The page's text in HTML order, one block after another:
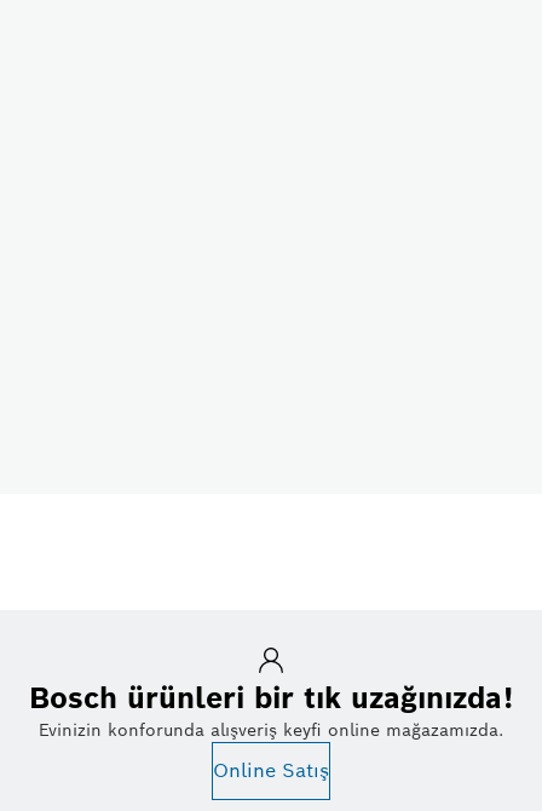
Bosch ürünleri bir tık uzağınızda!
Evinizin konforunda alışveriş keyfi online mağazamızda.
Online Satış